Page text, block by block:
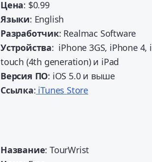
Цена: $0.99
Языки: English
Разработчик: Realmac Software
Устройства: iPhone 3GS, iPhone
touch (4th generation) и iPad
Версия ПО: iOS 5.0 и выше
Ссылка: iTunes Store
Название: TourWrist